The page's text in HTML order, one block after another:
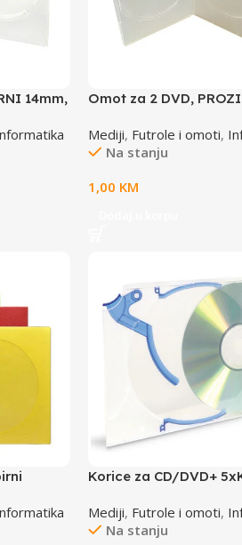
14mm,
Omot za 2 DVD,
Mediji, Futrole i omoti,
Na stanju
1,00 KM
Korice za CD/DVD+
Mediji, Futrole i omoti,
Na stanju